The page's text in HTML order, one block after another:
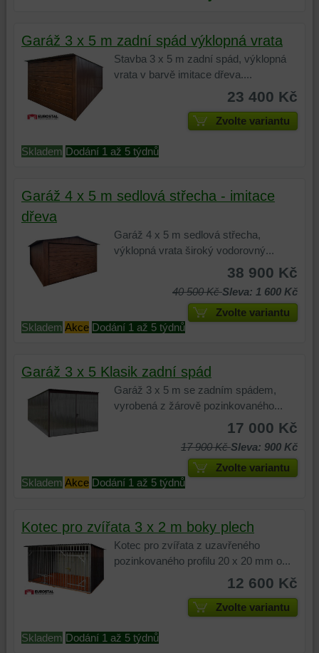
Garáž 3 x 5 m zadní spád výklopná vrata
Stavba 3 x 5 m zadní spád, výklopná
vrata v barvě imitace dřeva....
23 400 Kč
Zvolte variantu
Skladem Dodání 1 až 5 týdnů
Garáž 4 x 5 m sedlová střecha - imitace
dřeva
Garáž 4 x 5 m sedlová střecha,
výklopná vrata široký vodorovný...
38 900 Kč
40 500 KčSleva: 1 600 Kč
Zvolte variantu
Skladem Akce Dodání 1 až 5 týdnů
Garáž 3 x 5 Klasik zadní spád
Garáž 3 x 5 m se zadním spádem,
vyrobená z žárově pozinkovaného...
17 000 Kč
17 900 KčSleva: 900 Kč
Zvolte variantu
Skladem Akce Dodání 1 až 5 týdnů
Kotec pro zvířata 3 x 2 m boky plech
Kotec pro zvířata z uzavřeného
pozinkovaného profilu 20 x 20 mm o...
12 600 Kč
Zvolte variantu
Skladem Dodání 1 až 5 týdnů
atd.
kterými
jste
interagovali
nebo
je
používali,
zaznamenávání
a
podobně.
stránkách.